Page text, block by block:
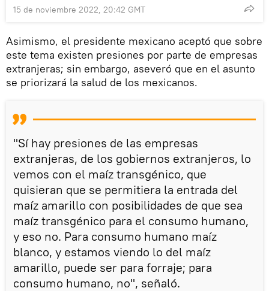
15 de noviembre 2022, 20:42 GMT
Asimismo, el presidente mexicano aceptó que sobre
este tema existen presiones por parte de empresas
extranjeras; sin embargo, aseveró que en el asunto
se priorizará la salud de los mexicanos.
"Sí hay presiones de las empresas
extranjeras, de los gobiernos extranjeros, lo
vemos con el maíz transgénico, que
quisieran que se permitiera la entrada del
maíz amarillo con posibilidades de que sea
maíz transgénico para el consumo humano,
y eso no. Para consumo humano maíz
blanco, y estamos viendo lo del maíz
amarillo, puede ser para forraje; para
consumo humano, no", señaló.